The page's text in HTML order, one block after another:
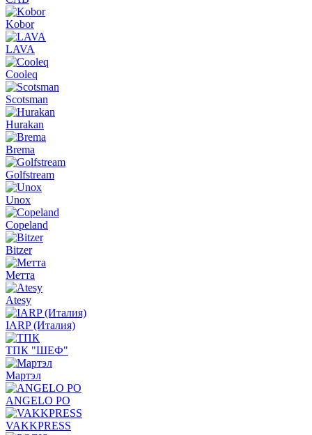
Kobor
LAVA
Cooleq
Scotsman
Hurakan
Brema
Golfstream
Unox
Copeland
Bitzer
Метта
Atesy
IARP (Италия)
ТПК "ШЕФ"
Мартэл
ANGELO PO
VAKKPRESS